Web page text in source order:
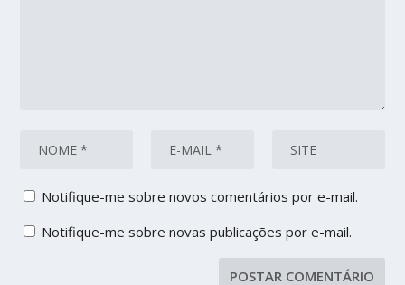
Notifique-me sobre novos comentários por e-mail.
Notifique-me sobre novas publicações por e-mail.